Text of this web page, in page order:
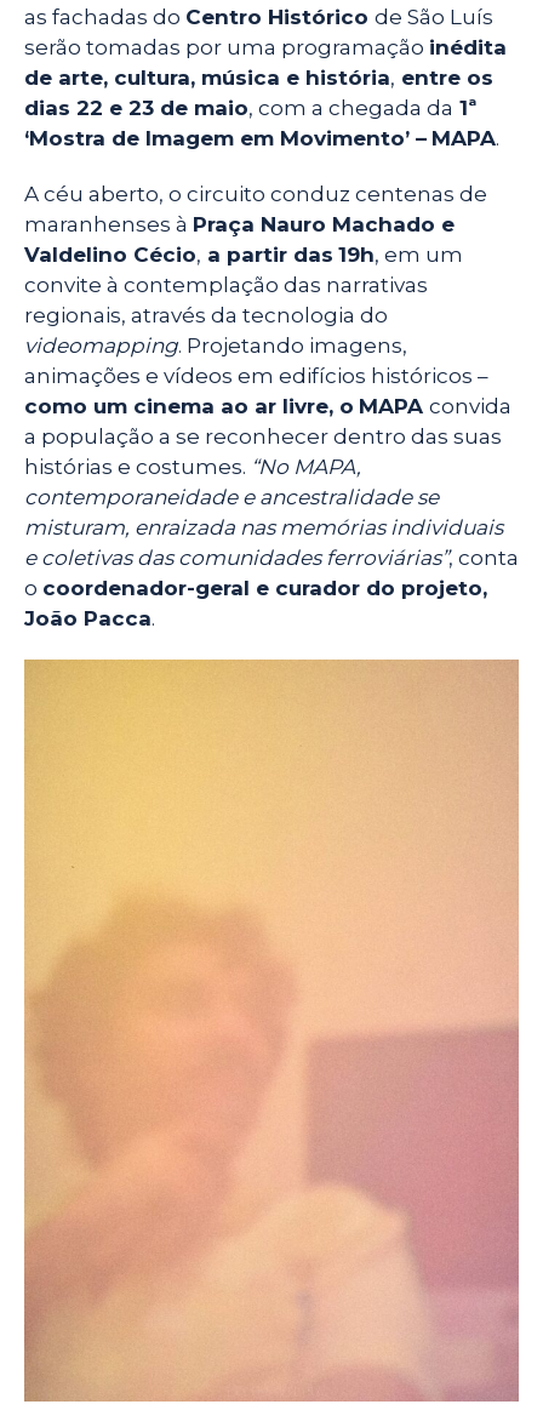
as fachadas do Centro Histórico de São Luís
serão tomadas por uma programação inédita
de arte, cultura, música e história, entre os
dias 22 e 23 de maio, com a chegada da 1ª
‘Mostra de Imagem em Movimento’ – MAPA.
A céu aberto, o circuito conduz centenas de
maranhenses à Praça Nauro Machado e
Valdelino Cécio, a partir das 19h, em um
convite à contemplação das narrativas
regionais, através da tecnologia do
videomapping. Projetando imagens,
animações e vídeos em edifícios históricos –
como um cinema ao ar livre, o MAPA convida
a população a se reconhecer dentro das suas
histórias e costumes. “No MAPA,
contemporaneidade e ancestralidade se
misturam, enraizada nas memórias individuais
e coletivas das comunidades ferroviárias”, conta
o coordenador-geral e curador do projeto,
João Pacca.